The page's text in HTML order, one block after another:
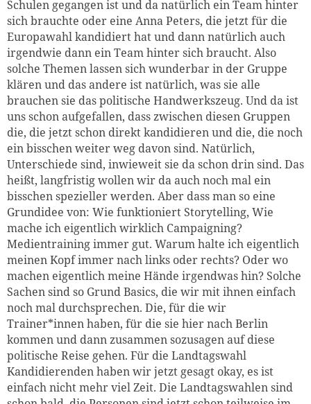
Schulen gegangen ist und da natürlich ein Team hinter
sich brauchte oder eine Anna Peters, die jetzt für die
Europawahl kandidiert hat und dann natürlich auch
irgendwie dann ein Team hinter sich braucht. Also
solche Themen lassen sich wunderbar in der Gruppe
klären und das andere ist natürlich, was sie alle
brauchen sie das politische Handwerkszeug. Und da ist
uns schon aufgefallen, dass zwischen diesen Gruppen
die, die jetzt schon direkt kandidieren und die, die noch
ein bisschen weiter weg davon sind. Natürlich,
Unterschiede sind, inwieweit sie da schon drin sind. Das
heißt, langfristig wollen wir da auch noch mal ein
bisschen spezieller werden. Aber dass man so eine
Grundidee von: Wie funktioniert Storytelling, Wie
mache ich eigentlich wirklich Campaigning?
Medientraining immer gut. Warum halte ich eigentlich
meinen Kopf immer nach links oder rechts? Oder wo
machen eigentlich meine Hände irgendwas hin? Solche
Sachen sind so Grund Basics, die wir mit ihnen einfach
noch mal durchsprechen. Die, für die wir
Trainer*innen haben, für die sie hier nach Berlin
kommen und dann zusammen sozusagen auf diese
politische Reise gehen. Für die Landtagswahl
Kandidierenden haben wir jetzt gesagt okay, es ist
einfach nicht mehr viel Zeit. Die Landtagswahlen sind